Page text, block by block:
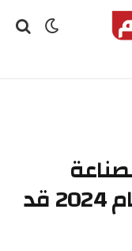
المصاعد إن مبيعات عام 2024 قد